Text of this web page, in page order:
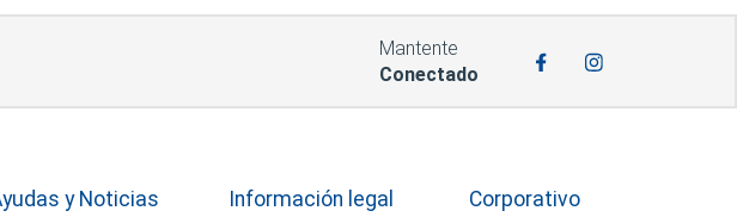
Mantente
Conectado
y Noticias Información legal Corporativo